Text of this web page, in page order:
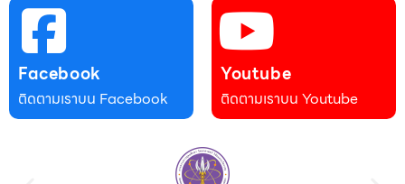
Facebook
ติดตามเราบน Facebook
Youtube
ติดตามเราบน Youtube